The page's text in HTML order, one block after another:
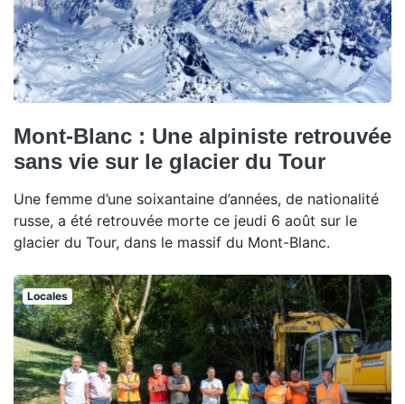
Mont-Blanc : Une alpiniste retrouvée
sans vie sur le glacier du Tour
Une femme d’une soixantaine d’années, de nationalité
russe, a été retrouvée morte ce jeudi 6 août sur le
glacier du Tour, dans le massif du Mont-Blanc.
Locales